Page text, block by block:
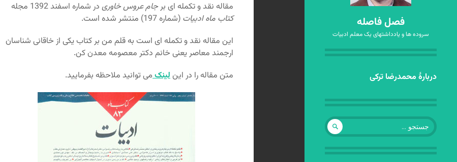
فصل فاصله
سروده ها و یادداشتهای یک معلم ادبیات
رفتن
نوشته‌ها
دربارهٔ محمدرضا ترکی
جستجو
برای:
مقاله نقد و تکمله ای برجام عروس خاوری در شماره اسفند 1392 مجله
کتاب ماه ادبیات (شماره 197) منتشر شده است.
این مقاله نقد و تکمله ای است به قلم من بر کتاب یکی از خاقانی شناسان
ارجمند معاصر یعنی خانم دکتر معصومه معدن کن.
متن مقاله را در اینلینکمی توانید ملاحظه بفرمایید.